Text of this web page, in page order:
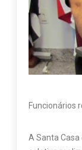
Funcionários
A Santa